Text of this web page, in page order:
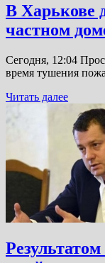
В Харькове
частном
Сегодня, 12:04
время тушения
Читать далее